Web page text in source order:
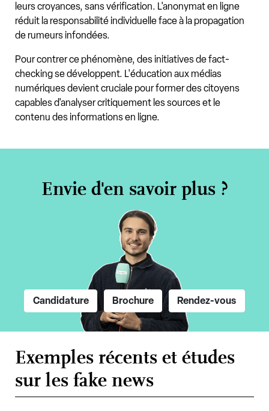
leurs croyances, sans vérification. L'anonymat en ligne
réduit la responsabilité individuelle face à la propagation
de rumeurs infondées.
Pour contrer ce phénomène, des initiatives de fact-
checking se développent. L'éducation aux médias
numériques devient cruciale pour former des citoyens
capables d'analyser critiquement les sources et le
contenu des informations en ligne.
Envie d'en savoir plus ?
Candidature Brochure Rendez-vous
Exemples récents et études
sur les fake news